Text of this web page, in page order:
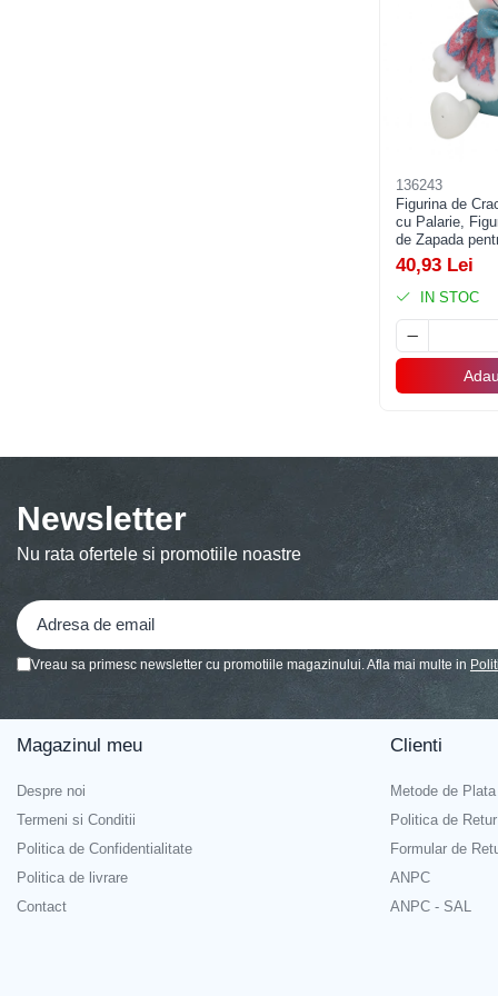
Baloane si Accesorii Absolvire
Banda adeziva
Confetti
Costume si Deghizare
Fete Masa si Perdele Franjurate
Lumanari si Toppere
Seturi si Arcade Baloane
Craciun
Costume Craciun
136243
Figurina de
cu Palarie,
de Zapada
Iarna, 26 x 20
40,93 Lei
IN STOC
Newsletter
Nu rata ofertele si promotiile noastre
Vreau sa primesc newsletter cu promotiile magazinului. Afla mai multe in
Magazinul meu
Despre noi
Termeni si Conditii
Politica de Confidentialitate
Politica de livrare
Contact
Clienti
Metode de Plata
Politica de Retur
Formular de
ANPC
ANPC - SAL